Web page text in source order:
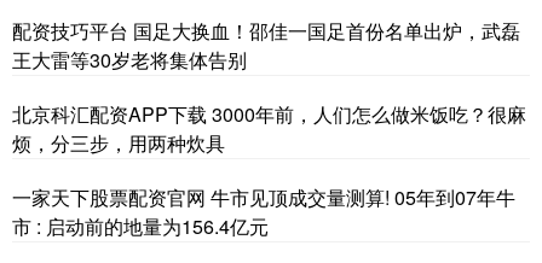
配资技巧平台 国足大换血！邵佳一国足首份名单出炉，武磊
王大雷等30岁老将集体告别
北京科汇配资APP下载 3000年前，人们怎么做米饭吃？很麻
烦，分三步，用两种炊具
一家天下股票配资官网 牛市见顶成交量测算! 05年到07年牛
市 : 启动前的地量为156.4亿元